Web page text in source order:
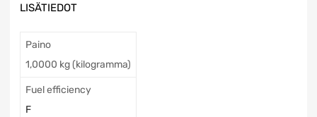
LISÄTIEDOT
Paino
1,0000 kg (kilogramma)
Fuel efficiency
F